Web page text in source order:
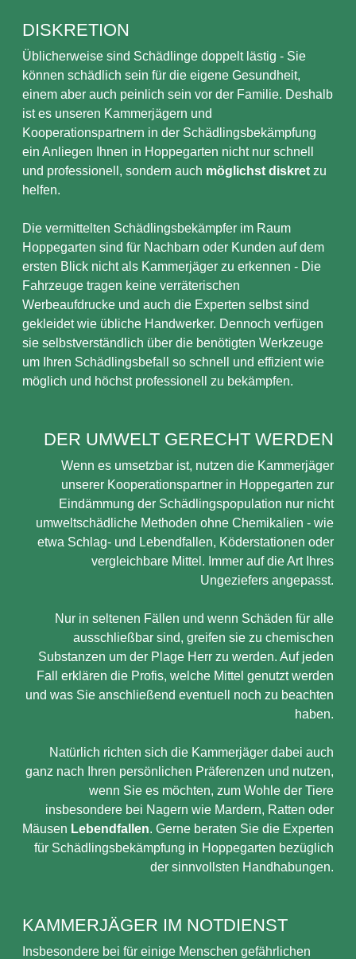
DISKRETION
Üblicherweise sind Schädlinge doppelt lästig - Sie
können schädlich sein für die eigene Gesundheit,
einem aber auch peinlich sein vor der Familie. Deshalb
ist es unseren Kammerjägern und
Kooperationspartnern in der Schädlingsbekämpfung
ein Anliegen Ihnen in Hoppegarten nicht nur schnell
und professionell, sondern auch möglichst diskret zu
helfen.
Die vermittelten Schädlingsbekämpfer im Raum
Hoppegarten sind für Nachbarn oder Kunden auf dem
ersten Blick nicht als Kammerjäger zu erkennen - Die
Fahrzeuge tragen keine verräterischen
Werbeaufdrucke und auch die Experten selbst sind
gekleidet wie übliche Handwerker. Dennoch verfügen
sie selbstverständlich über die benötigten Werkzeuge
um Ihren Schädlingsbefall so schnell und effizient wie
möglich und höchst professionell zu bekämpfen.
DER UMWELT GERECHT WERDEN
Wenn es umsetzbar ist, nutzen die Kammerjäger
unserer Kooperationspartner in Hoppegarten zur
Eindämmung der Schädlingspopulation nur nicht
umweltschädliche Methoden ohne Chemikalien - wie
etwa Schlag- und Lebendfallen, Köderstationen oder
vergleichbare Mittel. Immer auf die Art Ihres
Ungeziefers angepasst.
Nur in seltenen Fällen und wenn Schäden für alle
ausschließbar sind, greifen sie zu chemischen
Substanzen um der Plage Herr zu werden. Auf jeden
Fall erklären die Profis, welche Mittel genutzt werden
und was Sie anschließend eventuell noch zu beachten
haben.
Natürlich richten sich die Kammerjäger dabei auch
ganz nach Ihren persönlichen Präferenzen und nutzen,
wenn Sie es möchten, zum Wohle der Tiere
insbesondere bei Nagern wie Mardern, Ratten oder
Mäusen Lebendfallen. Gerne beraten Sie die Experten
für Schädlingsbekämpfung in Hoppegarten bezüglich
der sinnvollsten Handhabungen.
KAMMERJÄGER IM NOTDIENST
Insbesondere bei für einige Menschen gefährlichen